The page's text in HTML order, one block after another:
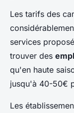
Les tarifs des
services
trouver des
qu'en haute
jusqu'à 40-50€
Les